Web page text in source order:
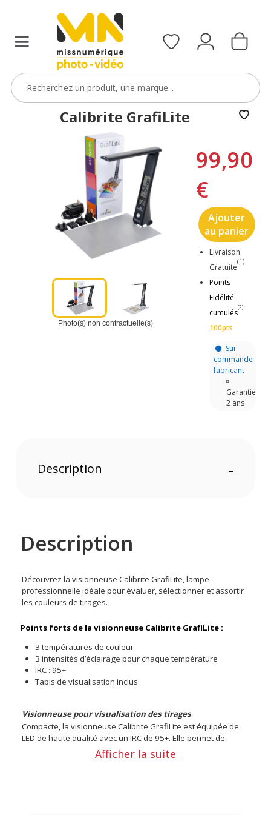
Calibrite GrafiLite
Photo(s) non contractuelle(s)
99,90
€
Ajouter
au panier
Livraison
Gratuite
(1)
Points
Fidélité
cumulés
(2)
100pts
Sur
commande
fabricant
Garantie
2 ans
Description -
Description
Découvrez la visionneuse Calibrite GrafiLite, lampe
professionnelle idéale pour évaluer, sélectionner et assortir
les couleurs de tirages.
Points forts de la visionneuse Calibrite GrafiLite :
3 températures de couleur
3 intensités d’éclairage pour chaque température
IRC : 95+
Tapis de visualisation inclus
Visionneuse pour visualisation des tirages
Compacte, la visionneuse Calibrite GrafiLite est équipée de
LED de haute qualité avec un IRC de 95+. Elle permet de
visualiser des tirages et des échantillons de couleurs dans
des conditions d'éclairage standardisées, aussi bien le jour
Afficher la suite